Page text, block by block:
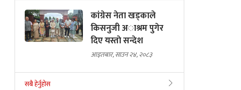
कांग्रेस नेता खड्काले
किसनुजी अाश्रम पुगेर
दिए यस्ताे सन्देश
आइतबार, साउन २४, २०८३
सबै हेर्नुहोस